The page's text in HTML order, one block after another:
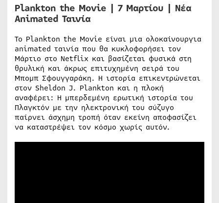
Plankton the Movie | 7 Μαρτίου | Νέα
Animated Ταινία
Το Plankton the Movie είναι μια ολοκαίνουργια
animated ταινία που θα κυκλοφορήσει τον
Μάρτιο στο Netflix και βασίζεται φυσικά στη
θρυλική και άκρως επιτυχημένη σειρά του
Μπομπ Σφουγγαράκη. Η ιστορία επικεντρώνεται
στον Sheldon J. Plankton και η πλοκή
αναφέρει: Η μπερδεμένη ερωτική ιστορία του
Πλαγκτόν με την ηλεκτρονική του σύζυγο
παίρνει άσχημη τροπή όταν εκείνη αποφασίζει
να καταστρέψει τον κόσμο χωρίς αυτόν.